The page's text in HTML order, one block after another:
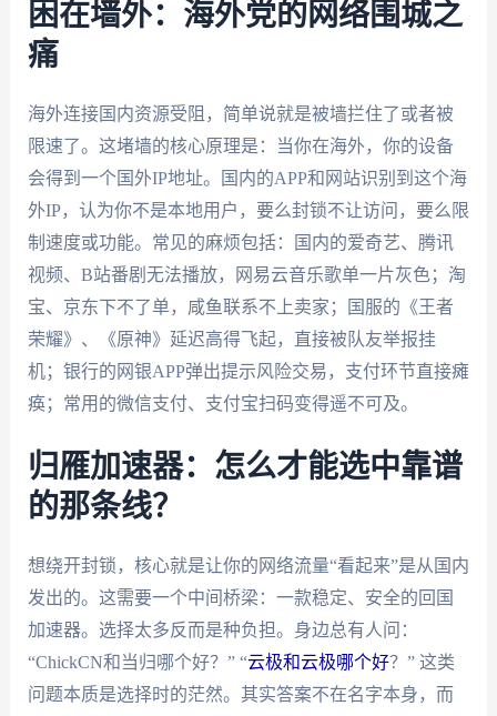
困在墙外：海外党的网络围城之
痛
海外连接国内资源受阻，简单说就是被墙拦住了或者被
限速了。这堵墙的核心原理是：当你在海外，你的设备
会得到一个国外IP地址。国内的APP和网站识别到这个海
外IP，认为你不是本地用户，要么封锁不让访问，要么限
制速度或功能。常见的麻烦包括：国内的爱奇艺、腾讯
视频、B站番剧无法播放，网易云音乐歌单一片灰色；淘
宝、京东下不了单，咸鱼联系不上卖家；国服的《王者
荣耀》、《原神》延迟高得飞起，直接被队友举报挂
机；银行的网银APP弹出提示风险交易，支付环节直接瘫
痪；常用的微信支付、支付宝扫码变得遥不可及。
归雁加速器：怎么才能选中靠谱
的那条线？
想绕开封锁，核心就是让你的网络流量“看起来”是从国内
发出的。这需要一个中间桥梁：一款稳定、安全的回国
加速器。选择太多反而是种负担。身边总有人问：
“ChickCN和当归哪个好？” “云极和云极哪个好？” 这类
问题本质是选择时的茫然。其实答案不在名字本身，而